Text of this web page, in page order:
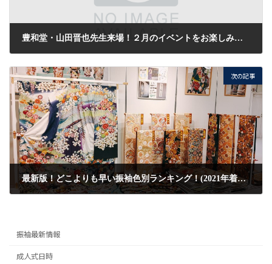
豊和堂・山田晋也先生来場！２月のイベントをお楽しみに！
次の記事
最新版！どこよりも早い振袖色別ランキング！(2021年着物業界誌調べ)
振袖最新情報
成人式日時